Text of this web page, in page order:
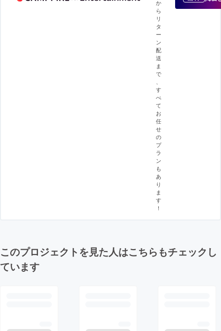
か
ら
リ
タ
ー
ン
配
送
ま
で
す
べ
て
お
任
せ
の
プ
ラ
ン
も
あ
り
ま
す
！
このプロジェクトを見た人はこちらもチェックし
ています